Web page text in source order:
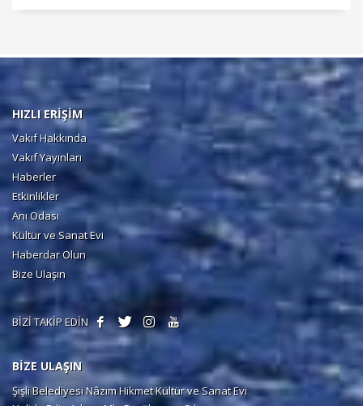
HIZLI ERİŞİM
Vakıf Hakkında
Vakıf Yayınları
Haberler
Etkinlikler
Anı Odası
Kültür ve Sanat Evi
Haberdar Olun
Bize Ulaşın
BİZİ TAKİP EDİN
BİZE ULAŞIN
Şişli Belediyesi Nâzım Hikmet Kültür ve Sanat Evi